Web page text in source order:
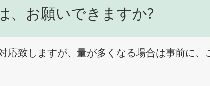
、お願いできますか?
応致しますが、量が多くなる場合は事前に